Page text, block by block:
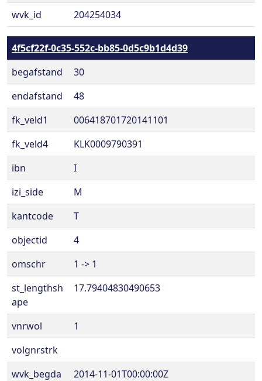
wvk_id 204254034
4f5cf22f-0c35-552c-bb85-0d5c9b1d4d39
begafstand
30
endafstand
48
fk_veld1
006418701720141101
fk_veld4
KLK0009790391
ibn
I
izi_side
M
kantcode
T
objectid
4
omschr
1 -> 1
st_lengthsh
ape
17.79404830490653
vnrwol
1
volgnrstrk
wvk_begda
2014-11-01T00:00:00Z